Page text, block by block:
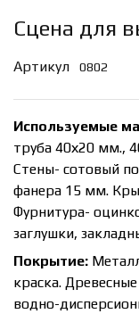
Сцена для
Артикул 0802
Используемые
труба 40х20 мм.,
Стены- сотовый
фанера 15 мм.
Фурнитура-
заглушки,
Покрытие:
краска.
водно-